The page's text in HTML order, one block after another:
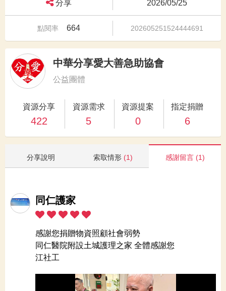
分享 2026/05/25
點閱率 664 202605251524444691
中華分享愛大善急助協會
公益團體
資源分享
422
資源需求
5
資源提案
0
指定捐贈
6
分享說明 索取情形 (1) 感謝留言 (1)
同仁護家
感謝您捐贈物資照顧社會弱勢
同仁醫院附設土城護理之家 全體感謝您
江社工